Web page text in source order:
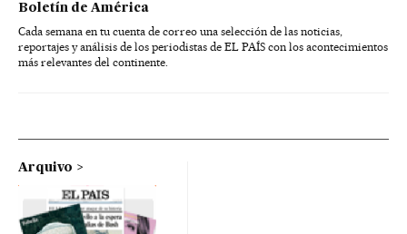
Boletín de América
Cada semana en tu cuenta de correo una selección de las noticias,
reportajes y análisis de los periodistas de EL PAÍS con los acontecimientos
más relevantes del continente.
Arquivo